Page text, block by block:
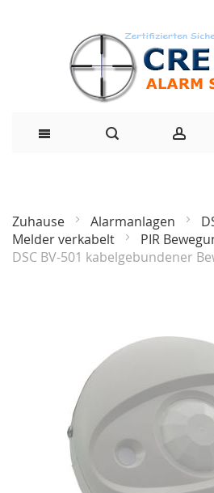
Zuhause Alarmanlagen
Melder verkabelt
PIR
DSC BV-501 kabelgebundener